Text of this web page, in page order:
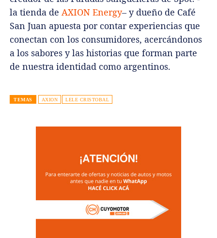
la tienda de AXION Energy– y dueño de Café
San Juan apuesta por contar experiencias que
conectan con los consumidores, acercándonos
a los sabores y las historias que forman parte
de nuestra identidad como argentinos.
TEMAS AXION LELE CRISTOBAL